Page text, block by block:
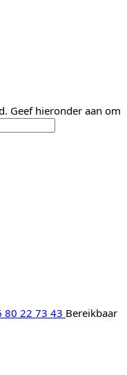
Geef hieronder aan om
80 22 73 43 Bereikbaar